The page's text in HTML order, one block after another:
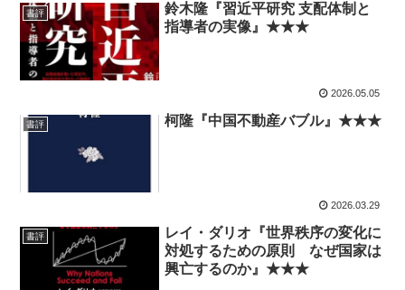
書評
鈴木隆『習近平研究 支配体制と
指導者の実像』★★★
2026.05.05
書評 柯隆『中国不動産バブル』★★★
2026.03.29
書評
レイ・ダリオ『世界秩序の変化に
対処するための原則 なぜ国家は
興亡するのか』★★★